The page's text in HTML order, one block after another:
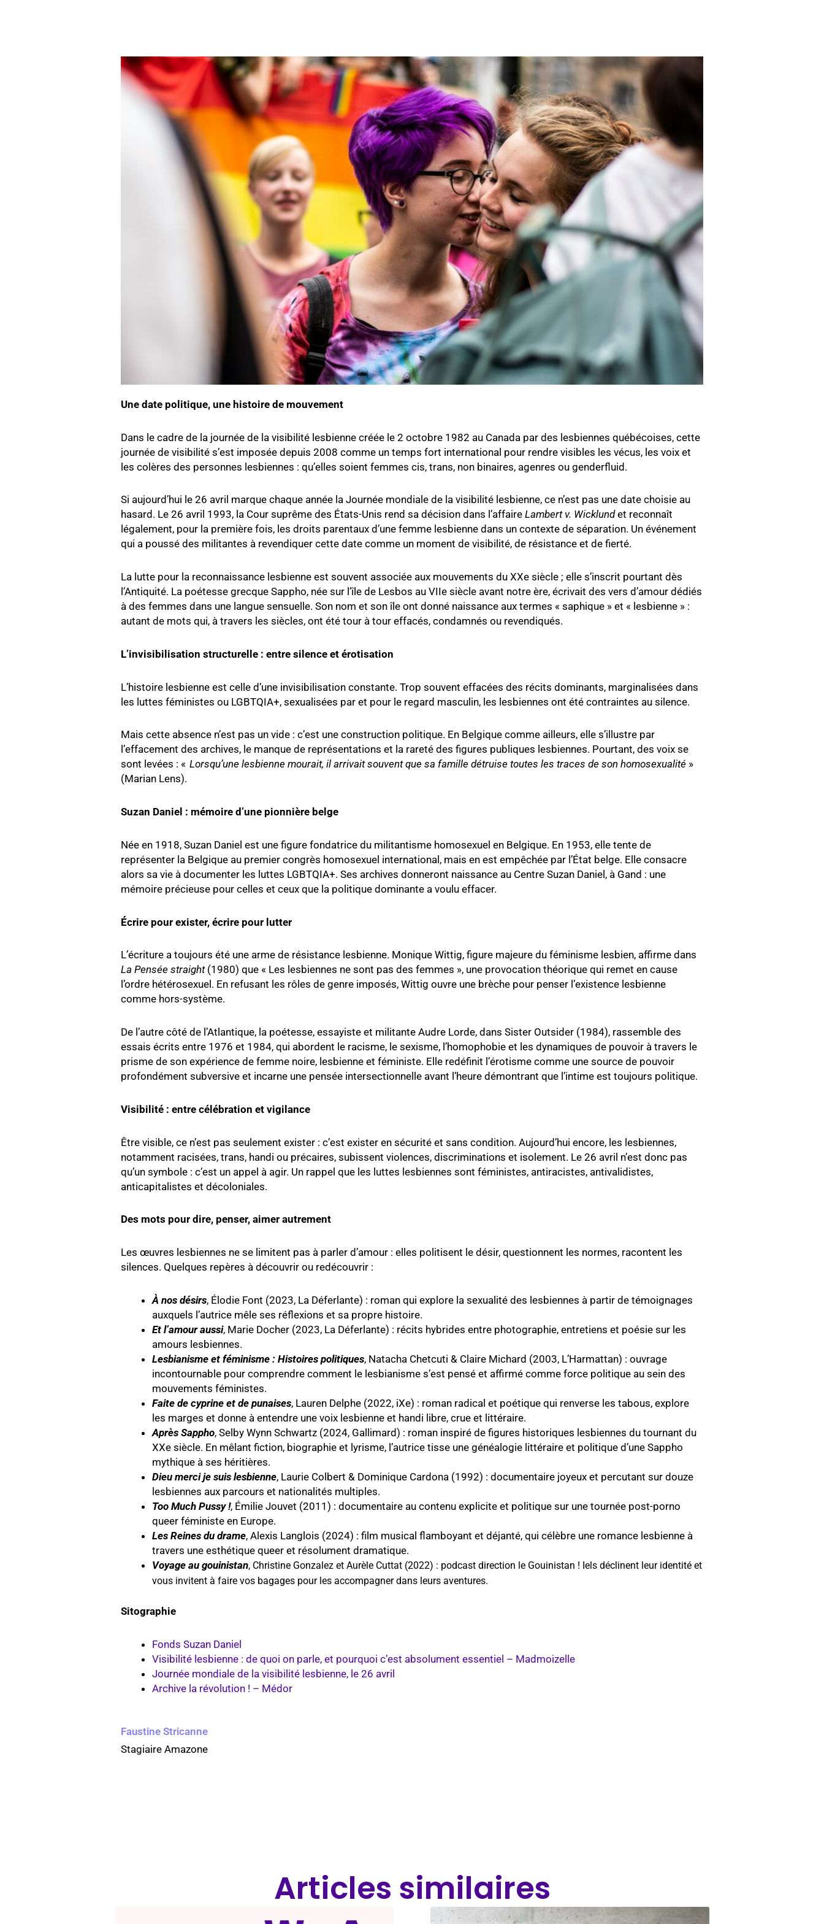
Une date politique, une histoire de mouvement
Dans le cadre de la journée de la visibilité lesbienne créée le 2 octobre 1982 au Canada par des lesbiennes québécoises, cette
journée de visibilité s’est imposée depuis 2008 comme un temps fort international pour rendre visibles les vécus, les voix et
les colères des personnes lesbiennes : qu’elles soient femmes cis, trans, non binaires, agenres ou genderfluid.
Si aujourd’hui le 26 avril marque chaque année la Journée mondiale de la visibilité lesbienne, ce n’est pas une date choisie au
hasard. Le 26 avril 1993, la Cour suprême des États-Unis rend sa décision dans l’affaire Lambert v. Wicklundet reconnaît
légalement, pour la première fois, les droits parentaux d’une femme lesbienne dans un contexte de séparation. Un événement
qui a poussé des militantes à revendiquer cette date comme un moment de visibilité, de résistance et de fierté.
La lutte pour la reconnaissance lesbienne est souvent associée aux mouvements du XXe siècle ; elle s’inscrit pourtant dès
l’Antiquité. La poétesse grecque Sappho, née sur l’île de Lesbos au VIIe siècle avant notre ère, écrivait des vers d’amour dédiés
à des femmes dans une langue sensuelle. Son nom et son île ont donné naissance aux termes « saphique » et « lesbienne » :
autant de mots qui, à travers les siècles, ont été tour à tour effacés, condamnés ou revendiqués.
L’invisibilisation structurelle : entre silence et érotisation
L’histoire lesbienne est celle d’une invisibilisation constante. Trop souvent effacées des récits dominants, marginalisées dans
les luttes féministes ou LGBTQIA+, sexualisées par et pour le regard masculin, les lesbiennes ont été contraintes au silence.
Mais cette absence n’est pas un vide : c’est une construction politique. En Belgique comme ailleurs, elle s’illustre par
l’effacement des archives, le manque de représentations et la rareté des figures publiques lesbiennes. Pourtant, des voix se
sont levées : « Lorsqu’une lesbienne mourait, il arrivait souvent que sa famille détruise toutes les traces de son homosexualité »
(Marian Lens).
Suzan Daniel : mémoire d’une pionnière belge
Née en 1918, Suzan Daniel est une figure fondatrice du militantisme homosexuel en Belgique. En 1953, elle tente de
représenter la Belgique au premier congrès homosexuel international, mais en est empêchée par l’État belge. Elle consacre
alors sa vie à documenter les luttes LGBTQIA+. Ses archives donneront naissance au Centre Suzan Daniel, à Gand : une
mémoire précieuse pour celles et ceux que la politique dominante a voulu effacer.
Écrire pour exister, écrire pour lutter
L’écriture a toujours été une arme de résistance lesbienne. Monique Wittig, figure majeure du féminisme lesbien, affirme dans
La Pensée straight(1980) que « Les lesbiennes ne sont pas des femmes », une provocation théorique qui remet en cause
l’ordre hétérosexuel. En refusant les rôles de genre imposés, Wittig ouvre une brèche pour penser l’existence lesbienne
comme hors-système.
De l’autre côté de l’Atlantique, la poétesse, essayiste et militante Audre Lorde, dans Sister Outsider (1984), rassemble des
essais écrits entre 1976 et 1984, qui abordent le racisme, le sexisme, l’homophobie et les dynamiques de pouvoir à travers le
prisme de son expérience de femme noire, lesbienne et féministe. Elle redéfinit l’érotisme comme une source de pouvoir
profondément subversive et incarne une pensée intersectionnelle avant l’heure démontrant que l’intime est toujours politique.
Visibilité : entre célébration et vigilance
Être visible, ce n’est pas seulement exister : c’est exister en sécurité et sans condition. Aujourd’hui encore, les lesbiennes,
notamment racisées, trans, handi ou précaires, subissent violences, discriminations et isolement. Le 26 avril n’est donc pas
qu’un symbole : c’est un appel à agir. Un rappel que les luttes lesbiennes sont féministes, antiracistes, antivalidistes,
anticapitalistes et décoloniales.
Des mots pour dire, penser, aimer autrement
Les œuvres lesbiennes ne se limitent pas à parler d’amour : elles politisent le désir, questionnent les normes, racontent les
silences. Quelques repères à découvrir ou redécouvrir :
À nos désirs, Élodie Font (2023, La Déferlante) : roman qui explore la sexualité des lesbiennes à partir de témoignages
auxquels l’autrice mêle ses réflexions et sa propre histoire.
Et l’amour aussi, Marie Docher (2023, La Déferlante) : récits hybrides entre photographie, entretiens et poésie sur les
amours lesbiennes.
Lesbianisme et féminisme : Histoires politiques, Natacha Chetcuti & Claire Michard (2003, L’Harmattan) : ouvrage
incontournable pour comprendre comment le lesbianisme s’est pensé et affirmé comme force politique au sein des
mouvements féministes.
Faite de cyprine et de punaises, Lauren Delphe (2022, iXe) : roman radical et poétique qui renverse les tabous, explore
les marges et donne à entendre une voix lesbienne et handi libre, crue et littéraire.
Après Sappho, Selby Wynn Schwartz (2024, Gallimard) : roman inspiré de figures historiques lesbiennes du tournant du
XXe siècle. En mêlant fiction, biographie et lyrisme, l’autrice tisse une généalogie littéraire et politique d’une Sappho
mythique à ses héritières.
Dieu merci je suis lesbienne, Laurie Colbert & Dominique Cardona (1992) : documentaire joyeux et percutant sur douze
lesbiennes aux parcours et nationalités multiples.
Too Much Pussy !, Émilie Jouvet (2011) : documentaire au contenu explicite et politique sur une tournée post-porno
queer féministe en Europe.
Les Reines du drame, Alexis Langlois (2024) : film musical flamboyant et déjanté, qui célèbre une romance lesbienne à
travers une esthétique queer et résolument dramatique.
Voyage au gouinistan, Christine Gonzalez et Aurèle Cuttat (2022) : podcast direction le Gouinistan ! Iels déclinent leur identité et
vous invitent à faire vos bagages pour les accompagner dans leurs aventures.
Sitographie
Fonds Suzan Daniel
Visibilité lesbienne : de quoi on parle, et pourquoi c’est absolument essentiel – Madmoizelle
Journée mondiale de la visibilité lesbienne, le 26 avril
Archive la révolution ! – Médor
Faustine Stricanne
Stagiaire Amazone
Articles similaires